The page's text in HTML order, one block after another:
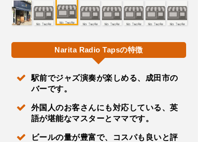
Narita Radio Tapsの特徴
駅前でジャズ演奏が楽しめる、成田市の
バーです。
外国人のお客さんにも対応している、英
語が堪能なマスターとママです。
ビールの量が豊富で、コスパも良いと評